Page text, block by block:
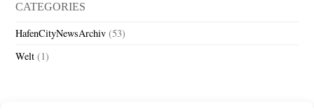
CATEGORIES
HafenCityNewsArchiv (53)
Welt (1)